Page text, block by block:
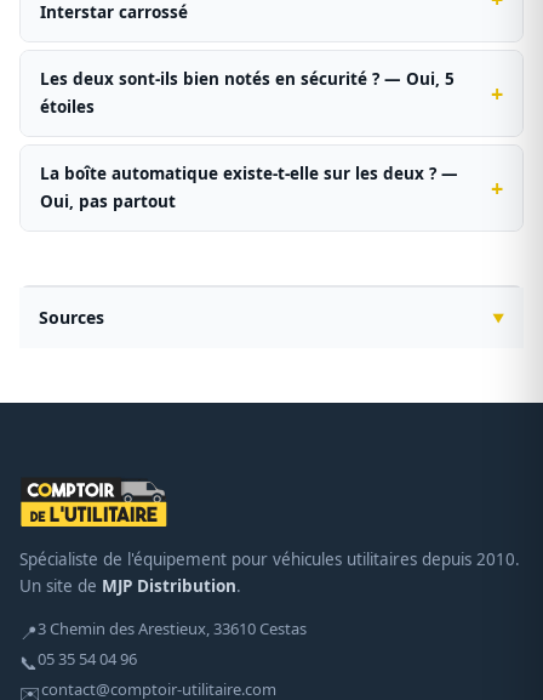
Interstar carrossé
Les deux sont-ils bien notés en sécurité ? — Oui, 5
étoiles
La boîte automatique existe-t-elle sur les deux ? —
Oui, pas partout
Sources
Spécialiste de l'équipement pour véhicules utilitaires depuis 2010.
Un site de MJP Distribution.
📍3 Chemin des Arestieux, 33610 Cestas
📞05 35 54 04 96
✉️contact@comptoir-utilitaire.com